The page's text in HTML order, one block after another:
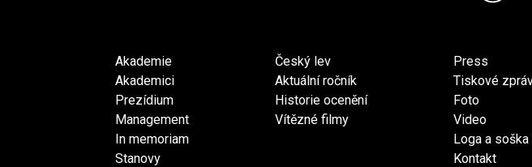
Akademie
Akademici
Prezídium
Management
In memoriam
Stanovy
Český lev
Aktuální ročník
Historie ocenění
Vítězné filmy
Press
Tiskové
Foto
Video
Loga a soška
Kontakt